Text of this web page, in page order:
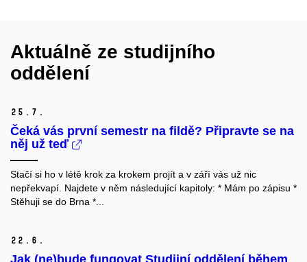
Aktuálně ze studijního
oddělení
25. 7.
Čeká vás první semestr na fildě? Připravte se na
něj už teď
Stačí si ho v létě krok za krokem projít a v září vás už nic
nepřekvapí. Najdete v něm následující kapitoly: * Mám po zápisu *
Stěhuji se do Brna *...
22. 6.
Jak (ne)bude fungovat Studijní oddělení během